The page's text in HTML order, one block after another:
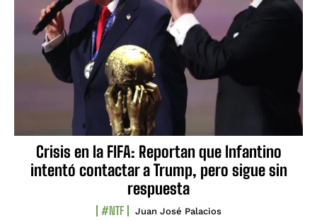
Crisis en la FIFA: Reportan que Infantino
intentó contactar a Trump, pero sigue sin
respuesta
#NTF Juan José Palacios